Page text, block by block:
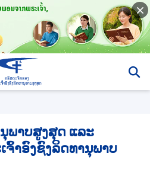
ພາບສູງສຸດ ​ແລະ
າອົງຊົງລິດທານຸພາບ